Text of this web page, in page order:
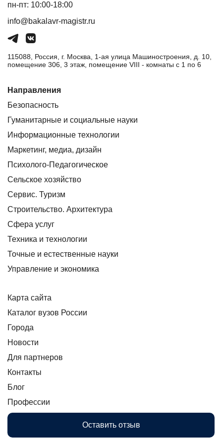
пн-пт: 10:00-18:00
info@bakalavr-magistr.ru
115088, Россия, г. Москва, 1-ая улица Машиностроения, д. 10,
помещение 306, 3 этаж, помещение VIII - комнаты с 1 по 6
Направления
Безопасность
Гуманитарные и социальные науки
Информационные технологии
Маркетинг, медиа, дизайн
Психолого-Педагогическое
Сельское хозяйство
Сервис. Туризм
Строительство. Архитектура
Сфера услуг
Техника и технологии
Точные и естественные науки
Управление и экономика
Карта сайта
Каталог вузов России
Города
Новости
Для партнеров
Контакты
Блог
Профессии
Оставить отзыв